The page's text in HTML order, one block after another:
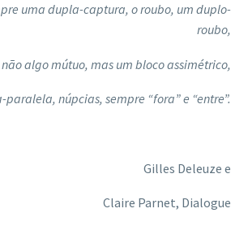
uma dupla-captura, o roubo, um duplo-
roubo,
algo mútuo, mas um bloco assimétrico,
paralela, núpcias, sempre “fora” e “entre”.
Gilles Deleuze e
Claire Parnet, Dialogue